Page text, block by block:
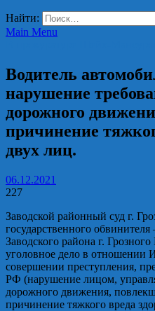
Найти:
Main Menu
Водитель
нарушение
дорожного
причинение
двух лиц.
06.12.2021
227
Заводской районный суд г.
государственного
Заводского района г.
уголовное дело в отношении
совершении преступления,
РФ (нарушение лицом,
дорожного движения,
причинение тяжкого вреда